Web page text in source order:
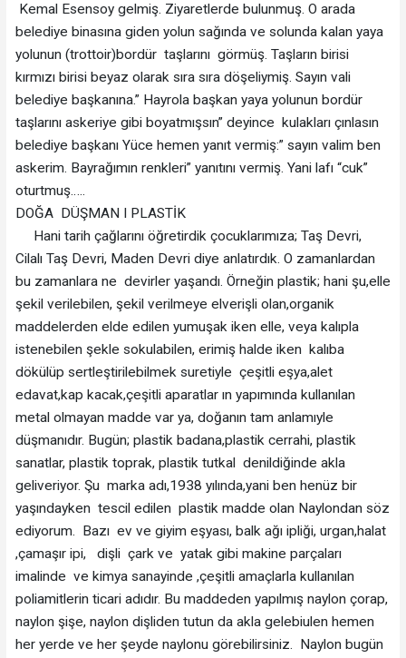
Kemal Esensoy gelmiş. Ziyaretlerde bulunmuş. O arada
belediye binasına giden yolun sağında ve solunda kalan yaya
yolunun (trottoir)bordür taşlarını görmüş. Taşların birisi
kırmızı birisi beyaz olarak sıra sıra döşeliymiş. Sayın vali
belediye başkanına.” Hayrola başkan yaya yolunun bordür
taşlarını askeriye gibi boyatmışsın” deyince kulakları çınlasın
belediye başkanı Yüce hemen yanıt vermiş:” sayın valim ben
askerim. Bayrağımın renkleri” yanıtını vermiş. Yani lafı “cuk”
oturtmuş…..
DOĞA DÜŞMAN I PLASTİK
Hani tarih çağlarını öğretirdik çocuklarımıza; Taş Devri,
Cilalı Taş Devri, Maden Devri diye anlatırdık. O zamanlardan
bu zamanlara ne devirler yaşandı. Örneğin plastik; hani şu,elle
şekil verilebilen, şekil verilmeye elverişli olan,organik
maddelerden elde edilen yumuşak iken elle, veya kalıpla
istenebilen şekle sokulabilen, erimiş halde iken kalıba
dökülüp sertleştirilebilmek suretiyle çeşitli eşya,alet
edavat,kap kacak,çeşitli aparatlar ın yapımında kullanılan
metal olmayan madde var ya, doğanın tam anlamıyle
düşmanıdır. Bugün; plastik badana,plastik cerrahi, plastik
sanatlar, plastik toprak, plastik tutkal denildiğinde akla
geliveriyor. Şu marka adı,1938 yılında,yani ben henüz bir
yaşındayken tescil edilen plastik madde olan Naylondan söz
ediyorum. Bazı ev ve giyim eşyası, balk ağı ipliği, urgan,halat
,çamaşır ipi, dişli çark ve yatak gibi makine parçaları
imalinde ve kimya sanayinde ,çeşitli amaçlarla kullanılan
poliamitlerin ticari adıdır. Bu maddeden yapılmış naylon çorap,
naylon şişe, naylon dişliden tutun da akla gelebiulen hemen
her yerde ve her şeyde naylonu görebilirsiniz. Naylon bugün